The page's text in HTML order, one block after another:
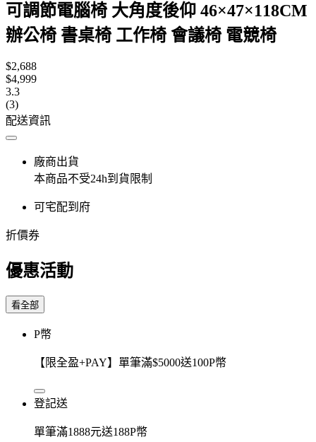
可調節電腦椅 大角度後仰 46×47×118CM
辦公椅 書桌椅 工作椅 會議椅 電競椅
$2,688
$4,999
3.3
(3)
配送資訊
廠商出貨
本商品不受24h到貨限制
可宅配到府
折價券
優惠活動
看全部
P幣
【限全盈+PAY】單筆滿$5000送100P幣
登記送
單筆滿1888元送188P幣